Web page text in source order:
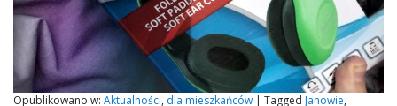
Opublikowano w: Aktualności, dla mieszkańców | Tagged Janowie,